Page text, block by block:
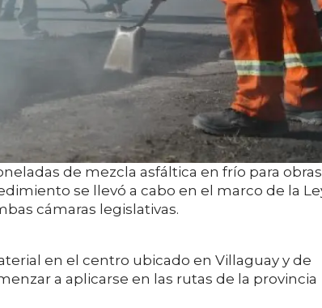
de mezcla asfáltica en frío para obras
se llevó a cabo en el marco de la
cámaras legislativas.
en el centro ubicado en Villaguay y de
a aplicarse en las rutas de la provincia